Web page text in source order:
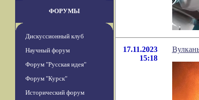
ФОРУМЫ
Дискуссионный клуб
Научный форум
Форум "Русская идея"
Форум "Курск"
Исторический форум
17.11.2023
15:18